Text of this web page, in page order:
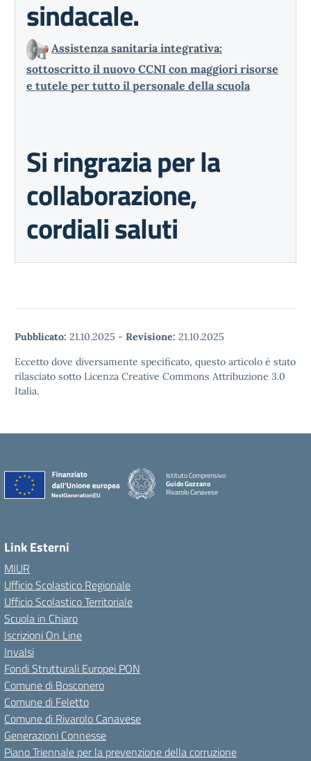
sindacale.
Assistenza sanitaria integrativa:
sottoscritto il nuovo CCNI con maggiori risorse
e tutele per tutto il personale della scuola
Si ringrazia per la
collaborazione,
cordiali saluti
Pubblicato: 21.10.2025 - Revisione: 21.10.2025
Eccetto dove diversamente specificato, questo articolo è stato
rilasciato sotto Licenza Creative Commons Attribuzione 3.0
Italia.
Istituto Comprensivo
Guido Gozzano
Rivarolo Canavese
Link Esterni
MIUR
Ufficio Scolastico Regionale
Ufficio Scolastico Territoriale
Scuola in Chiaro
Iscrizioni On Line
Invalsi
Fondi Strutturali Europei PON
Comune di Bosconero
Comune di Feletto
Comune di Rivarolo Canavese
Generazioni Connesse
Piano Triennale per la prevenzione della corruzione